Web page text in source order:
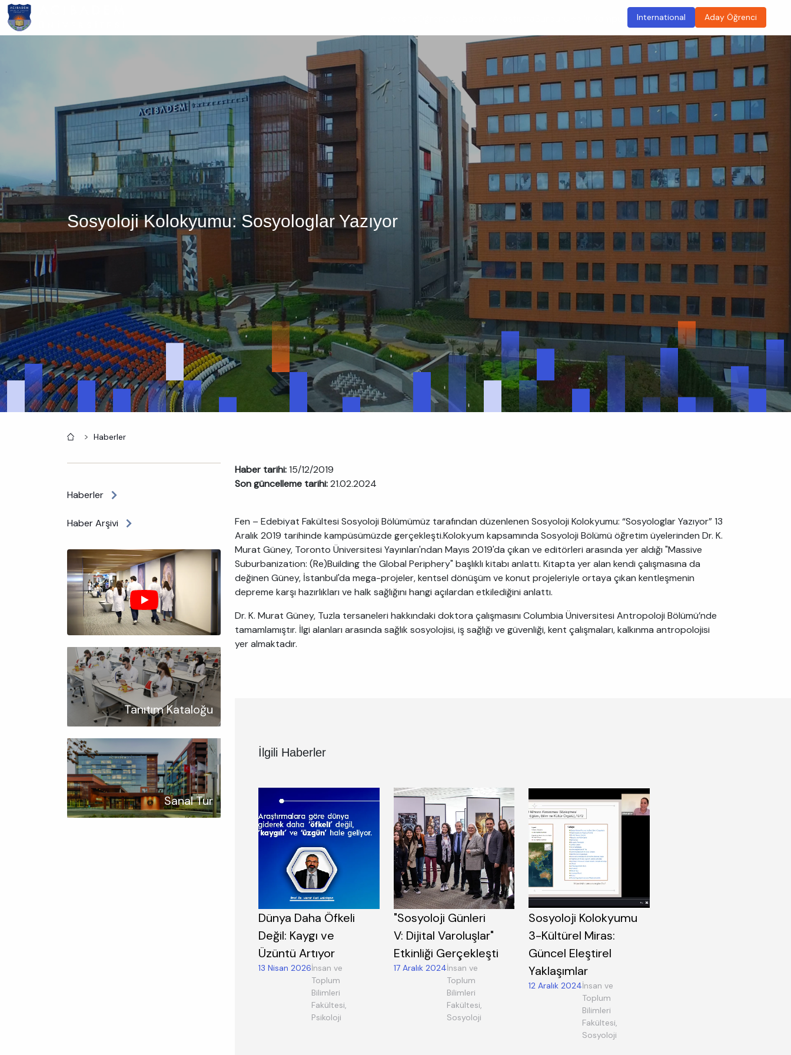
Ana
içeriğe
atla
International Aday Öğrenci
Sosyoloji Kolokyumu: Sosyologlar Yazıyor
AnasayfaHaberler
Haberler
Haber Arşivi
Tanıtım Kataloğu
Sanal Tur
Haber tarihi:15/12/2019
Son güncelleme tarihi:21.02.2024
Fen – Edebiyat Fakültesi Sosyoloji Bölümümüz tarafından düzenlenen Sosyoloji Kolokyumu: “Sosyologlar Yazıyor” 13
Aralık 2019 tarihinde kampüsümüzde gerçekleşti.Kolokyum kapsamında Sosyoloji Bölümü öğretim üyelerinden Dr. K.
Murat Güney, Toronto Üniversitesi Yayınları'ndan Mayıs 2019'da çıkan ve editörleri arasında yer aldığı "Massive
Suburbanization: (Re)Building the Global Periphery" başlıklı kitabı anlattı. Kitapta yer alan kendi çalışmasına da
değinen Güney, İstanbul'da mega-projeler, kentsel dönüşüm ve konut projeleriyle ortaya çıkan kentleşmenin
depreme karşı hazırlıkları ve halk sağlığını hangi açılardan etkilediğini anlattı.
Dr. K. Murat Güney, Tuzla tersaneleri hakkındaki doktora çalışmasını Columbia Üniversitesi Antropoloji Bölümü’nde
tamamlamıştır. İlgi alanları arasında sağlık sosyolojisi, iş sağlığı ve güvenliği, kent çalışmaları, kalkınma antropolojisi
yer almaktadır.
İlgili Haberler
Dünya Daha Öfkeli
Değil: Kaygı ve
Üzüntü Artıyor
13 Nisan 2026İnsan ve
Toplum
Bilimleri
Fakültesi,
Psikoloji
"Sosyoloji Günleri
V: Dijital Varoluşlar"
Etkinliği Gerçekleşti
17 Aralık 2024İnsan ve
Toplum
Bilimleri
Fakültesi,
Sosyoloji
Sosyoloji Kolokyumu
3-Kültürel Miras:
Güncel Eleştirel
Yaklaşımlar
12 Aralık 2024İnsan ve
Toplum
Bilimleri
Fakültesi,
Sosyoloji